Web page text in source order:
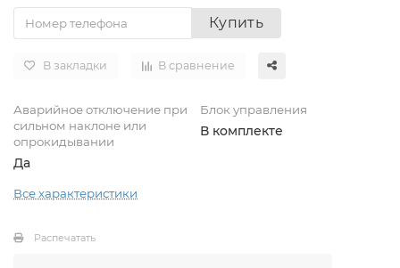
Купить
В закладки В сравнение
Аварийное отключение при
сильном наклоне или
опрокидывании
Да
Блок управления
В комплекте
Все характеристики
Распечатать